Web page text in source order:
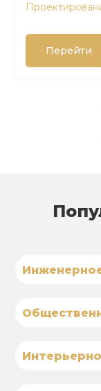
Перейти